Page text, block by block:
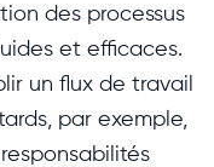
des processus
et efficaces.
un flux de travail
par exemple,